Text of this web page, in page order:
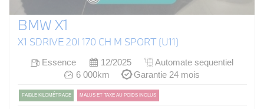
BMW X1
X1 SDRIVE 20I 170 CH M SPORT (U11)
Essence 12/2025
Automate sequentiel
6 000km
Garantie 24 mois
FAIBLE KILOMÉTRAGE MALUS ET TAXE AU POIDS INCLUS